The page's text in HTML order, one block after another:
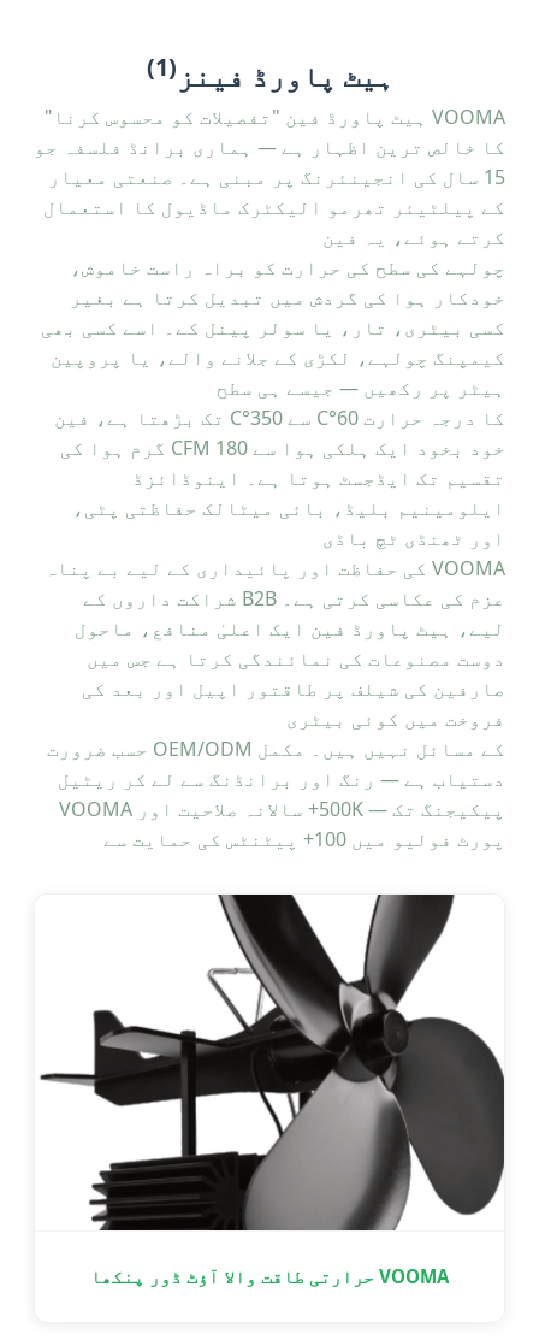
ہیٹ پاورڈ فینز (1)
VOOMA ہیٹ پاورڈ فین "تفصیلات کو محسوس کرنا"
کا خالص ترین اظہار ہے — ہماری برانڈ فلسفہ جو
15 سال کی انجینئرنگ پر مبنی ہے۔ صنعتی معیار
کے پیلٹیئر تھرمو الیکٹرک ماڈیول کا استعمال
کرتے ہوئے، یہ فین
چولہے کی سطح کی حرارت کو براہ راست خاموش،
خودکار ہوا کی گردش میں تبدیل کرتا ہے بغیر
کسی بیٹری، تار، یا سولر پینل کے۔ اسے کسی بھی
کیمپنگ چولہے، لکڑی کے جلانے والے، یا پروپین
ہیٹر پر رکھیں — جیسے ہی سطح
کا درجہ حرارت 60°C سے 350°C تک بڑھتا ہے، فین
خود بخود ایک ہلکی ہوا سے 180 CFM گرم ہوا کی
تقسیم تک ایڈجسٹ ہوتا ہے۔ اینوڈائزڈ
ایلومینیم بلیڈ، بائی میٹالک حفاظتی پٹی،
اور ٹھنڈی ٹچ باڈی
VOOMA کی حفاظت اور پائیداری کے لیے بے پناہ
عزم کی عکاسی کرتی ہے۔ B2B شراکت داروں کے
لیے، ہیٹ پاورڈ فین ایک اعلیٰ منافع، ماحول
دوست مصنوعات کی نمائندگی کرتا ہے جس میں
صارفین کی شیلف پر طاقتور اپیل اور بعد کی
فروخت میں کوئی بیٹری
کے مسائل نہیں ہیں۔ مکمل OEM/ODM حسب ضرورت
دستیاب ہے — رنگ اور برانڈنگ سے لے کر ریٹیل
پیکیجنگ تک — 500K+ سالانہ صلاحیت اور VOOMA
پورٹ فولیو میں 100+ پیٹنٹس کی حمایت سے
VOOMA حرارتی طاقت والا آؤٹ ڈور پنکھا